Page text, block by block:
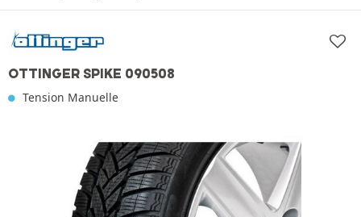
OTTINGER SPIKE 090508
Tension Manuelle